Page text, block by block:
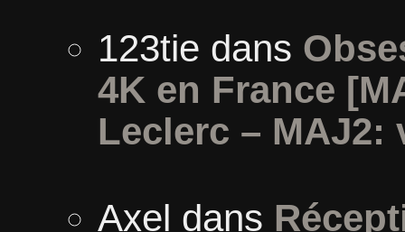
123tie dans
4K en France
Leclerc –
Axel dans